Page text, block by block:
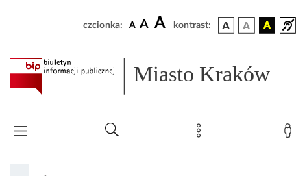
czcionka: A A A kontrast:
Miasto Kraków